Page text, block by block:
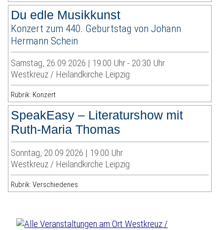
Du edle Musikkunst
Konzert zum 440. Geburtstag von Johann
Hermann Schein
Samstag, 26.09.2026 | 19:00 Uhr - 20:30 Uhr
Westkreuz / Heilandkirche Leipzig
Rubrik: Konzert
SpeakEasy – Literaturshow mit
Ruth-Maria Thomas
Sonntag, 20.09.2026 | 19:00 Uhr
Westkreuz / Heilandkirche Leipzig
Rubrik: Verschiedenes